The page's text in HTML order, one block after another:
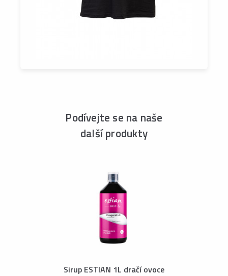
Podívejte se na naše
další produkty
Sirup ESTIAN 1L dračí ovoce